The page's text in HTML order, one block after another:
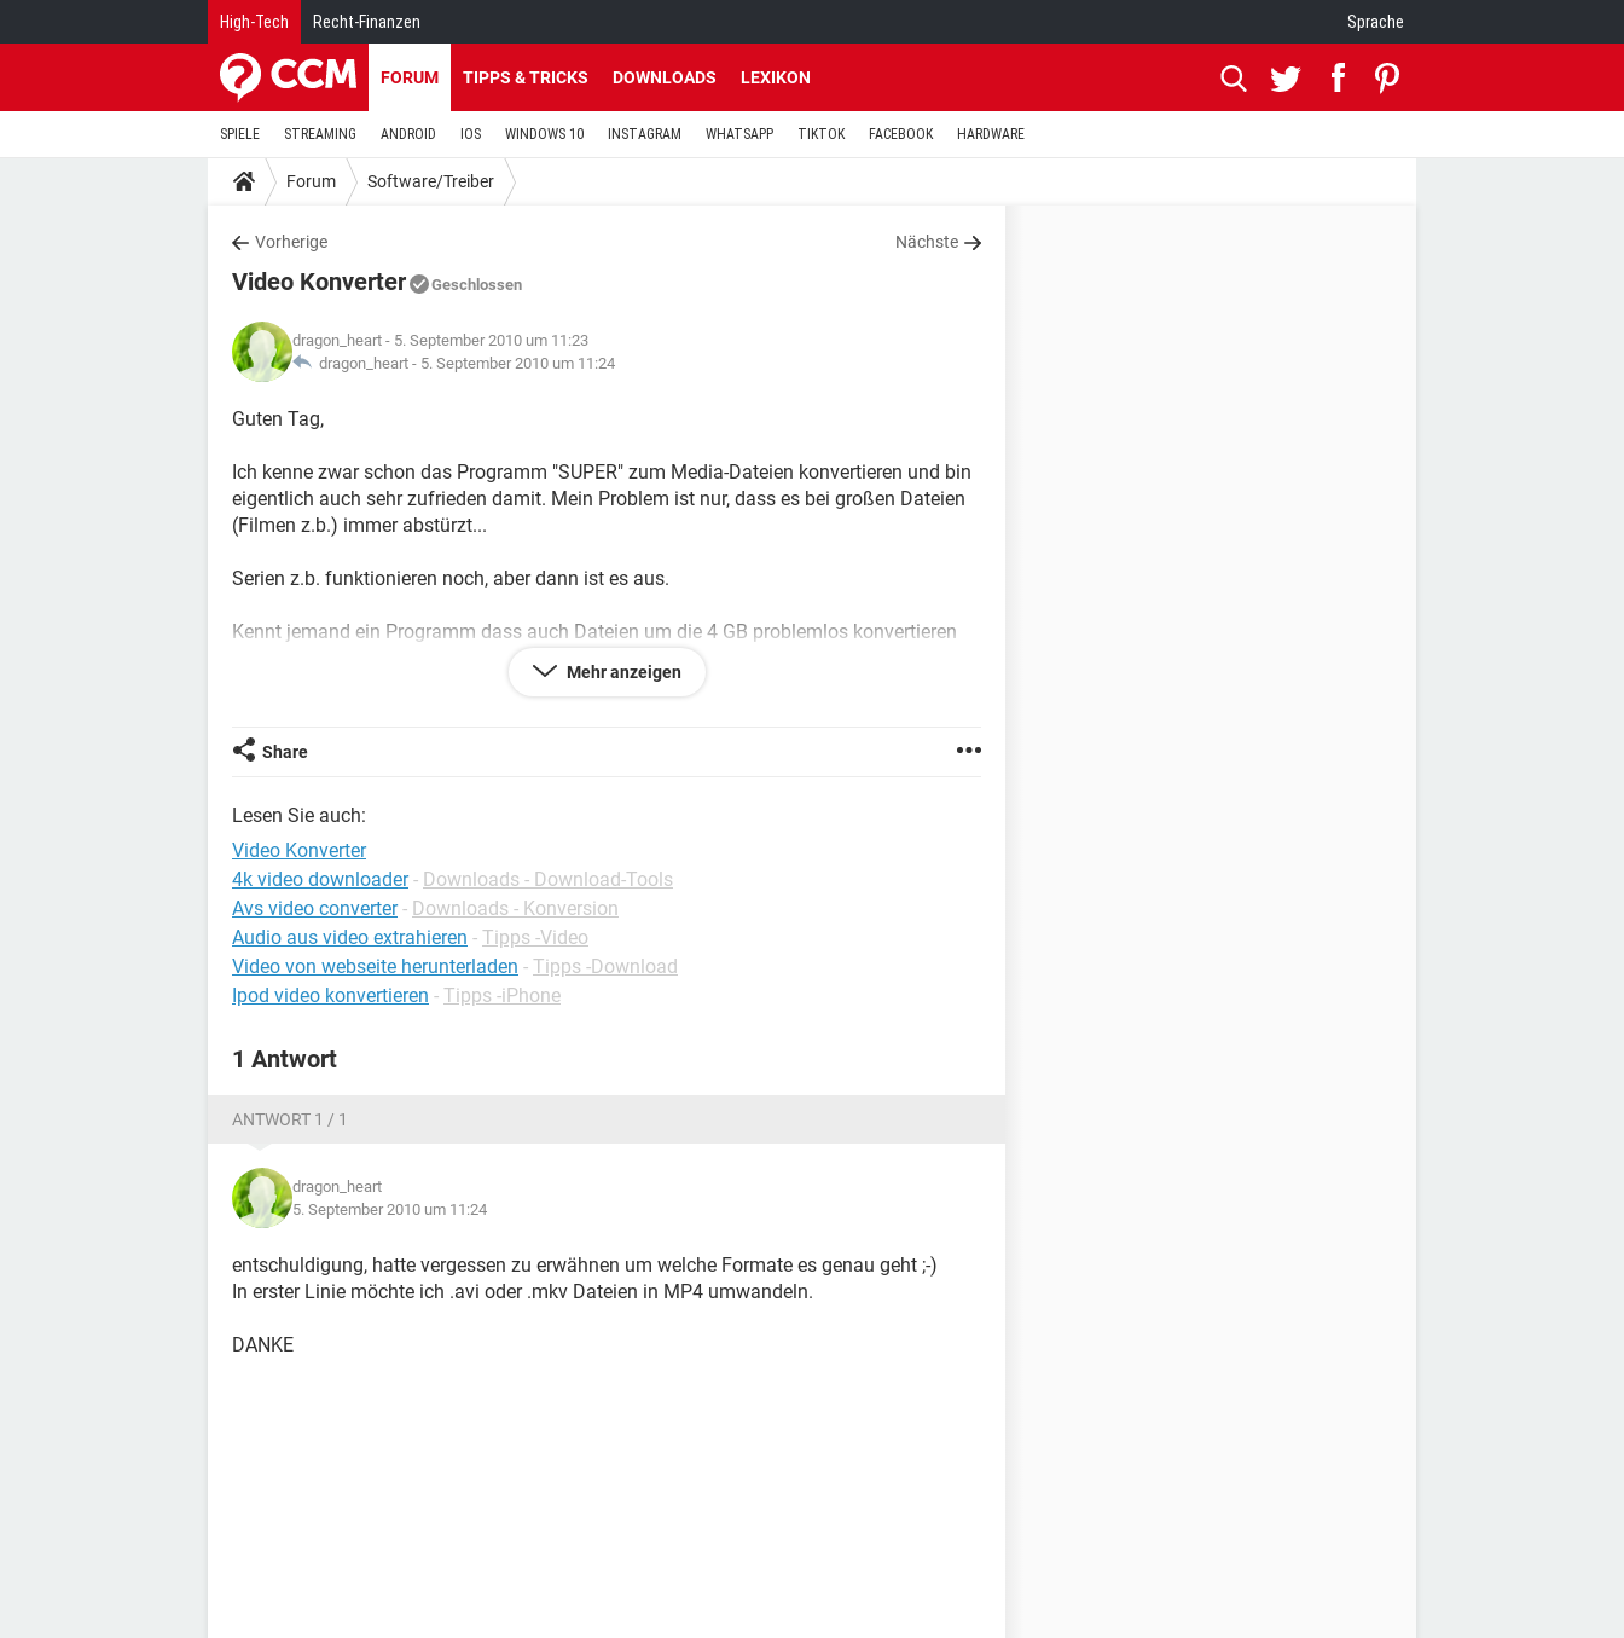
High-Tech Recht-Finanzen Sprache
FORUM TIPPS & TRICKS DOWNLOADS LEXIKON
SPIELE STREAMING ANDROID IOS WINDOWS 10 INSTAGRAM WHATSAPP TIKTOK FACEBOOK HARDWARE
Forum Software/Treiber
Vorherige Nächste
Video Konverter Geschlossen
dragon_heart - 5. September 2010 um 11:23
dragon_heart - 5. September 2010 um 11:24
Guten Tag,
Ich kenne zwar schon das Programm "SUPER" zum Media-Dateien konvertieren und bin
eigentlich auch sehr zufrieden damit. Mein Problem ist nur, dass es bei großen Dateien
(Filmen z.b.) immer abstürzt...
Serien z.b. funktionieren noch, aber dann ist es aus.
Kennt jemand ein Programm dass auch Dateien um die 4 GB problemlos konvertieren
DANKESCHÖN
Mehr anzeigen
Share
Lesen Sie auch:
Video Konverter
4k video downloader - Downloads - Download-Tools
Avs video converter - Downloads - Konversion
Audio aus video extrahieren - Tipps -Video
Video von webseite herunterladen - Tipps -Download
Ipod video konvertieren - Tipps -iPhone
1 Antwort
ANTWORT 1 / 1
dragon_heart
5. September 2010 um 11:24
entschuldigung, hatte vergessen zu erwähnen um welche Formate es genau geht ;-)
In erster Linie möchte ich .avi oder .mkv Dateien in MP4 umwandeln.
DANKE